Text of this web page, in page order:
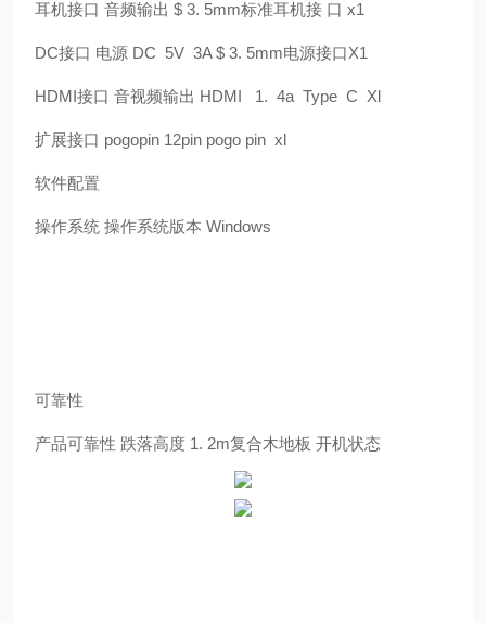
耳机接口 音频输出 $ 3. 5mm标准耳机接 口 x1
DC接口 电源 DC 5V 3A $ 3. 5mm电源接口X1
HDMI接口 音视频输出 HDMI 1. 4a Type C Xl
扩展接口 pogopin 12pin pogo pin xl
软件配置
操作系统 操作系统版本 Windows
可靠性
产品可靠性 跌落高度 1. 2m复合木地板 开机状态